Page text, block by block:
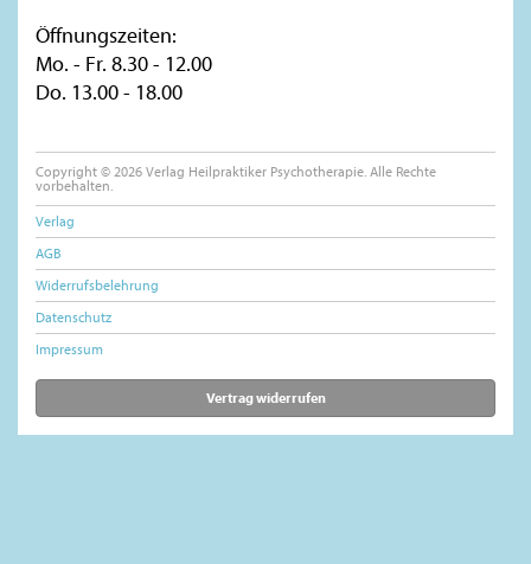
Öffnungszeiten:
Mo. - Fr. 8.30 - 12.00
Do. 13.00 - 18.00
Copyright © 2026 Verlag Heilpraktiker Psychotherapie. Alle Rechte
vorbehalten.
Verlag
AGB
Widerrufsbelehrung
Datenschutz
Impressum
Vertrag widerrufen